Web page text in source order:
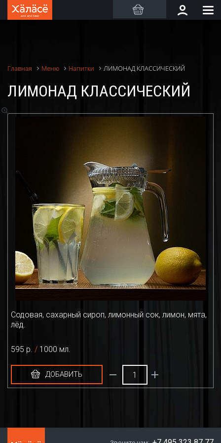
Главная Меню Напитки ЛИМОНАД КЛАССИЧЕСКИЙ
ЛИМОНАД КЛАССИЧЕСКИЙ
Содовая, сахарный сироп, лимонный сок, лимон, мята,
лёд.
595 р. / 1000 мл.
ДОБАВИТЬ